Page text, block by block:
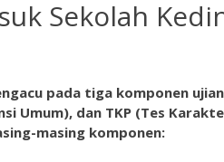
Sekolah
pada tiga komponen
Umum), dan TKP (Tes
masing komponen: